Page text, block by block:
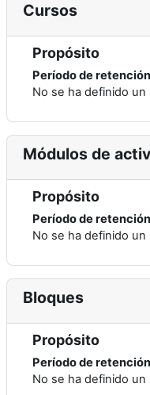
Cursos
Propósito
Período de retención
No se ha definido
Módulos de
Propósito
Período de retención
No se ha definido
Bloques
Propósito
Período de retención
No se ha definido